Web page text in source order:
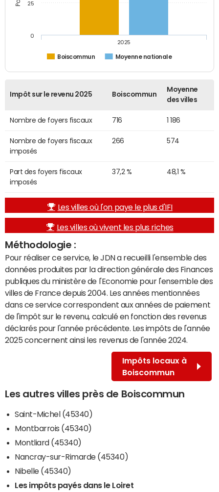
Boiscommun Moyenne nationale
2025
0
25
Impôt sur le revenu 2025 Boiscommun
Moyenne
des villes
Nombre de foyers fiscaux 716 1 186
Nombre de foyers fiscaux
imposés
266 574
Part des foyers fiscaux
imposés
37,2 % 48,1 %
Les villes où l'on paye le plus d'IFI
Les villes où vivent les plus riches
Méthodologie :
Pour réaliser ce service, le JDN a recueilli l'ensemble des
données produites par la direction générale des Finances
publiques du ministère de l'Economie pour l'ensemble des
villes de France depuis 2004. Les années mentionnées
dans ce service correspondent aux années de paiement
de l'impôt sur le revenu, calculé en fonction des revenus
déclarés pour l'année précédente. Les impôts de l'année
2025 concernent ainsi les revenus de l'année 2024.
Impôts locaux à
Boiscommun
Les autres villes près de Boiscommun
Saint-Michel (45340)
Montbarrois (45340)
Montliard (45340)
Nancray-sur-Rimarde (45340)
Nibelle (45340)
Les impôts payés dans le Loiret